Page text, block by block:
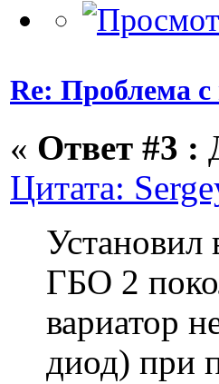
Re: Проблема с
« Ответ #3 :
Цитата:
Установил
ГБО 2
вариатор
диод) при